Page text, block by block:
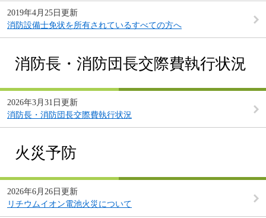
2019年4月25日更新
消防設備士免状を所有されているすべての方へ
消防長・消防団長交際費執行状況
2026年3月31日更新
消防長・消防団長交際費執行状況
火災予防
2026年6月26日更新
リチウムイオン電池火災について